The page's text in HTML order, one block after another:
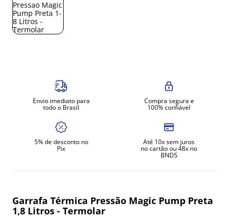
Envio imediato para
todo o Brasil
Compra segura e
100% confiável
5% de desconto no
Pix
Até 10x sem juros
no cartão ou 48x no
BNDS
Garrafa Térmica Pressão Magic Pump Preta
1,8 Litros - Termolar
5º
panela pressão
6º
forno
amassadeira
fritadeira